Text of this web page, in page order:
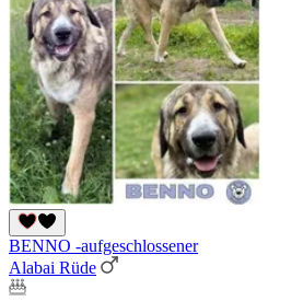
BENNO -aufgeschlossener
Alabai Rüde